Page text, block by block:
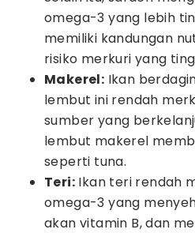
omega-3 yang lebih
memiliki kandungan
risiko merkuri yang
Makerel: Ikan
lembut ini rendah
sumber yang
lembut makerel
seperti tuna.
Teri: Ikan teri rendah
omega-3 yang
akan vitamin B, dan